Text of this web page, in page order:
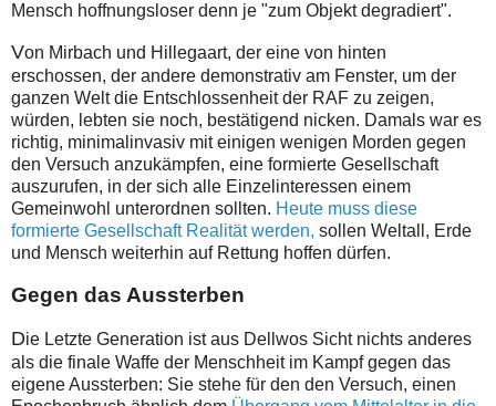
Mensch hoffnungsloser denn je "zum Objekt degradiert".
Von Mirbach und Hillegaart, der eine von hinten
erschossen, der andere demonstrativ am Fenster, um der
ganzen Welt die Entschlossenheit der RAF zu zeigen,
würden, lebten sie noch, bestätigend nicken. Damals war es
richtig, minimalinvasiv mit einigen wenigen Morden gegen
den Versuch anzukämpfen, eine formierte Gesellschaft
auszurufen, in der sich alle Einzelinteressen einem
Gemeinwohl unterordnen sollten. Heute muss diese
formierte Gesellschaft Realität werden, sollen Weltall, Erde
und Mensch weiterhin auf Rettung hoffen dürfen.
Gegen das Aussterben
Die Letzte Generation ist aus Dellwos Sicht nichts anderes
als die finale Waffe der Menschheit im Kampf gegen das
eigene Aussterben: Sie stehe für den den Versuch, einen